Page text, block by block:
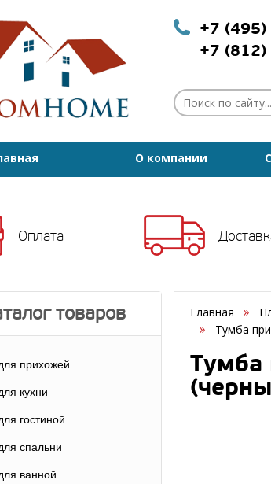
+7
+7
О компании
Оплата
товаров
прихожей
кухни
гостиной
спальни
ванной
Главная
Тумба